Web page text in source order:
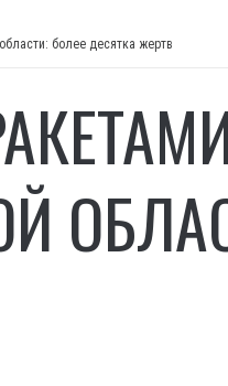
более десятка жертв